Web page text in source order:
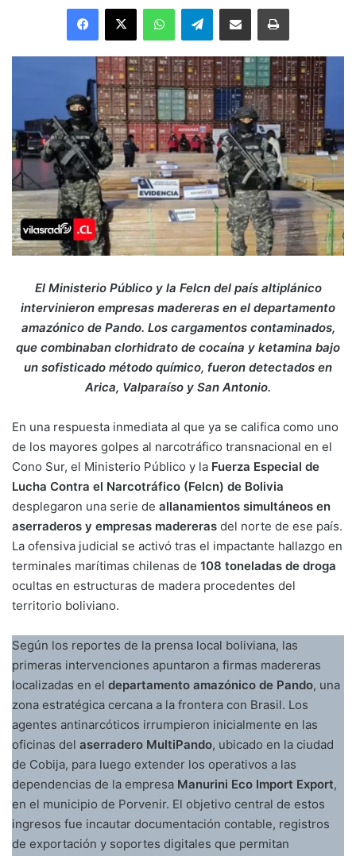
Facebook
X WhatsAppTelegramEnviar vía email Imprimir
El Ministerio Público y la Felcn del país altiplánico
intervinieron empresas madereras en el departamento
amazónico de Pando. Los cargamentos contaminados,
que combinaban clorhidrato de cocaína y ketamina bajo
un sofisticado método químico, fueron detectados en
Arica, Valparaíso y San Antonio.
En una respuesta inmediata al que ya se califica como uno
de los mayores golpes al narcotráfico transnacional en el
Cono Sur, el Ministerio Público y la Fuerza Especial de
Lucha Contra el Narcotráfico (Felcn) de Bolivia
desplegaron una serie de allanamientos simultáneos en
aserraderos y empresas madereras del norte de ese país.
La ofensiva judicial se activó tras el impactante hallazgo en
terminales marítimas chilenas de 108 toneladas de droga
ocultas en estructuras de madera procedentes del
territorio boliviano.
Según los reportes de la prensa local boliviana, las
primeras intervenciones apuntaron a firmas madereras
localizadas en el departamento amazónico de Pando, una
zona estratégica cercana a la frontera con Brasil. Los
agentes antinarcóticos irrumpieron inicialmente en las
oficinas del aserradero MultiPando, ubicado en la ciudad
de Cobija, para luego extender los operativos a las
dependencias de la empresa Manurini Eco Import Export,
en el municipio de Porvenir. El objetivo central de estos
ingresos fue incautar documentación contable, registros
de exportación y soportes digitales que permitan